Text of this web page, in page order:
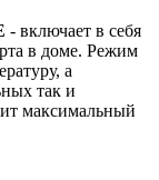
- включает в себя
в доме. Режим
а
так и
максимальный